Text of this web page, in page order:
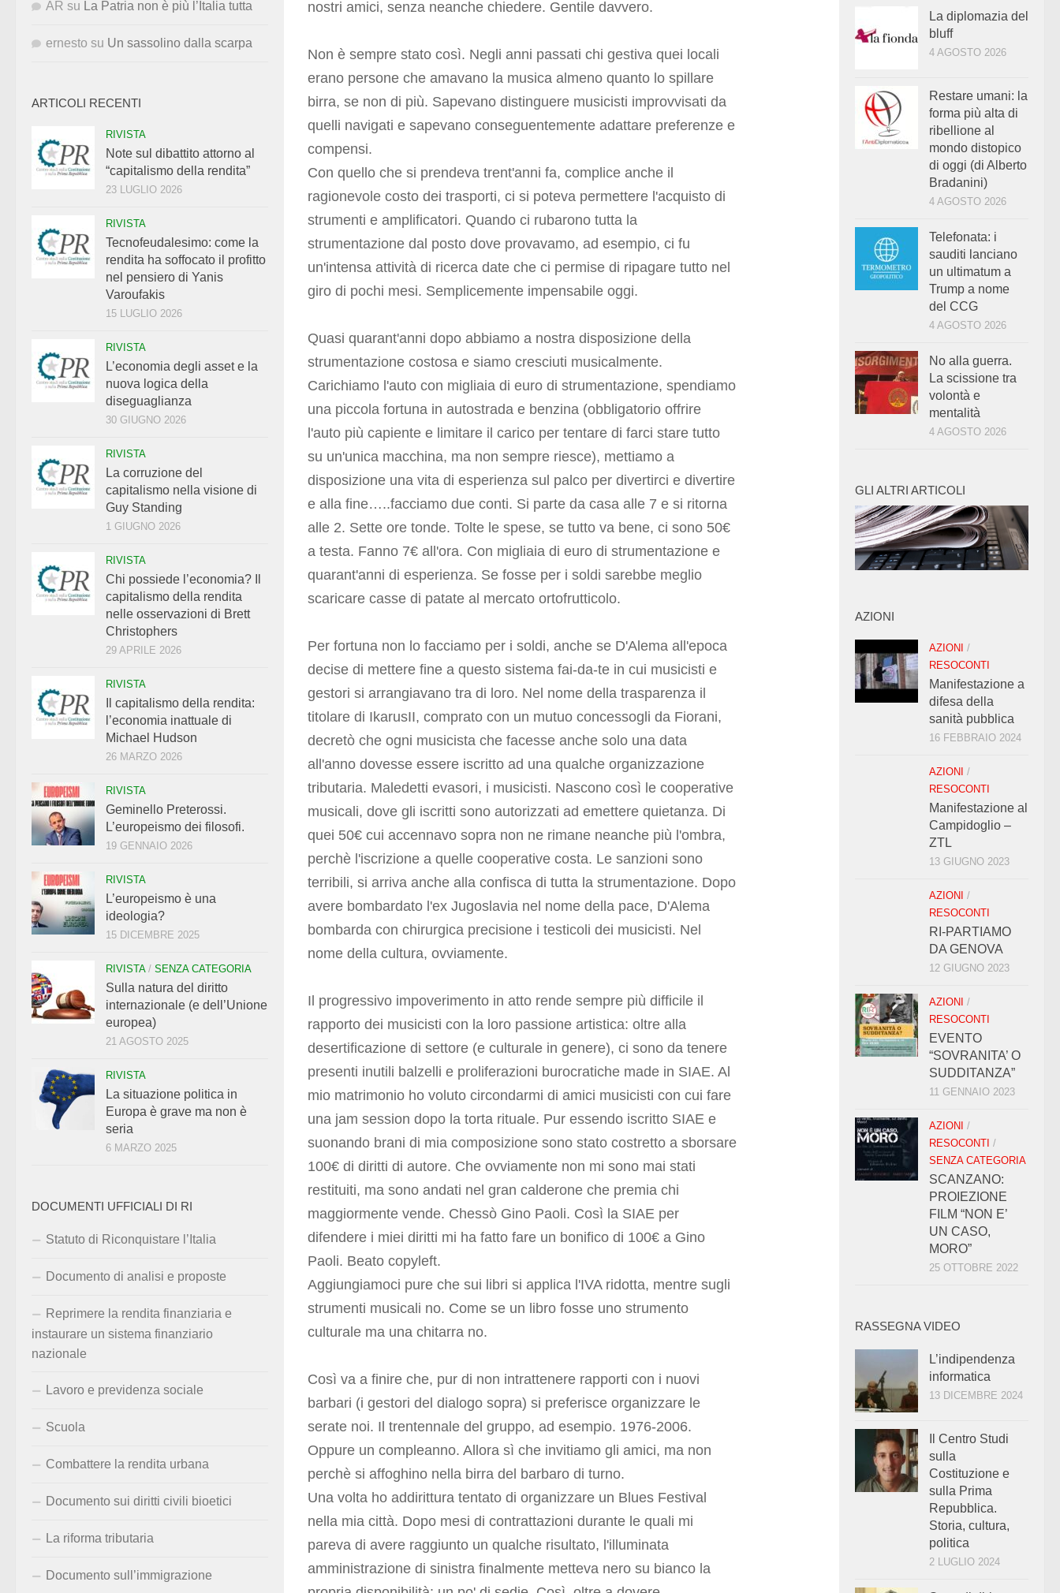
nostri amici, senza neanche chiedere. Gentile davvero.
Non è sempre stato così. Negli anni passati chi gestiva quei locali
erano persone che amavano la musica almeno quanto lo spillare
birra, se non di più. Sapevano distinguere musicisti improvvisati da
quelli navigati e sapevano conseguentemente adattare preferenze e
compensi.
Con quello che si prendeva trent'anni fa, complice anche il
ragionevole costo dei trasporti, ci si poteva permettere l'acquisto di
strumenti e amplificatori. Quando ci rubarono tutta la
strumentazione dal posto dove provavamo, ad esempio, ci fu
un'intensa attività di ricerca date che ci permise di ripagare tutto nel
giro di pochi mesi. Semplicemente impensabile oggi.
Quasi quarant'anni dopo abbiamo a nostra disposizione della
strumentazione costosa e siamo cresciuti musicalmente.
Carichiamo l'auto con migliaia di euro di strumentazione, spendiamo
una piccola fortuna in autostrada e benzina (obbligatorio offrire
l'auto più capiente e limitare il carico per tentare di farci stare tutto
su un'unica macchina, ma non sempre riesce), mettiamo a
disposizione una vita di esperienza sul palco per divertirci e divertire
e alla fine…..facciamo due conti. Si parte da casa alle 7 e si ritorna
alle 2. Sette ore tonde. Tolte le spese, se tutto va bene, ci sono 50€
a testa. Fanno 7€ all'ora. Con migliaia di euro di strumentazione e
quarant'anni di esperienza. Se fosse per i soldi sarebbe meglio
scaricare casse di patate al mercato ortofrutticolo.
Per fortuna non lo facciamo per i soldi, anche se D'Alema all'epoca
decise di mettere fine a questo sistema fai-da-te in cui musicisti e
gestori si arrangiavano tra di loro. Nel nome della trasparenza il
titolare di IkarusII, comprato con un mutuo concessogli da Fiorani,
decretò che ogni musicista che facesse anche solo una data
all'anno dovesse essere iscritto ad una qualche organizzazione
tributaria. Maledetti evasori, i musicisti. Nascono così le cooperative
musicali, dove gli iscritti sono autorizzati ad emettere quietanza. Di
quei 50€ cui accennavo sopra non ne rimane neanche più l'ombra,
perchè l'iscrizione a quelle cooperative costa. Le sanzioni sono
terribili, si arriva anche alla confisca di tutta la strumentazione. Dopo
avere bombardato l'ex Jugoslavia nel nome della pace, D'Alema
bombarda con chirurgica precisione i testicoli dei musicisti. Nel
nome della cultura, ovviamente.
Il progressivo impoverimento in atto rende sempre più difficile il
rapporto dei musicisti con la loro passione artistica: oltre alla
desertificazione di settore (e culturale in genere), ci sono da tenere
presenti inutili balzelli e proliferazioni burocratiche made in SIAE. Al
mio matrimonio ho voluto circondarmi di amici musicisti con cui fare
una jam session dopo la torta rituale. Pur essendo iscritto SIAE e
suonando brani di mia composizione sono stato costretto a sborsare
100€ di diritti di autore. Che ovviamente non mi sono mai stati
restituiti, ma sono andati nel gran calderone che premia chi
maggiormente vende. Chessò Gino Paoli. Così la SIAE per
difendere i miei diritti mi ha fatto fare un bonifico di 100€ a Gino
Paoli. Beato copyleft.
Aggiungiamoci pure che sui libri si applica l'IVA ridotta, mentre sugli
strumenti musicali no. Come se un libro fosse uno strumento
culturale ma una chitarra no.
Così va a finire che, pur di non intrattenere rapporti con i nuovi
barbari (i gestori del dialogo sopra) si preferisce organizzare le
serate noi. Il trentennale del gruppo, ad esempio. 1976-2006.
Oppure un compleanno. Allora sì che invitiamo gli amici, ma non
perchè si affoghino nella birra del barbaro di turno.
Una volta ho addirittura tentato di organizzare un Blues Festival
nella mia città. Dopo mesi di contrattazioni durante le quali mi
pareva di avere raggiunto un qualche risultato, l'illuminata
amministrazione di sinistra finalmente metteva nero su bianco la
AR su La Patria non è più l’Italia tutta
ernesto su Un sassolino dalla scarpa
ARTICOLI RECENTI
RIVISTA
Note sul dibattito attorno al
“capitalismo della rendita”
23 LUGLIO 2026
RIVISTA
Tecnofeudalesimo: come la
rendita ha soffocato il profitto
nel pensiero di Yanis
Varoufakis
15 LUGLIO 2026
RIVISTA
L’economia degli asset e la
nuova logica della
diseguaglianza
30 GIUGNO 2026
RIVISTA
La corruzione del
capitalismo nella visione di
Guy Standing
1 GIUGNO 2026
RIVISTA
Chi possiede l’economia? Il
capitalismo della rendita
nelle osservazioni di Brett
Christophers
29 APRILE 2026
RIVISTA
Il capitalismo della rendita:
l’economia inattuale di
Michael Hudson
26 MARZO 2026
RIVISTA
Geminello Preterossi.
L’europeismo dei filosofi.
19 GENNAIO 2026
RIVISTA
L’europeismo è una
ideologia?
15 DICEMBRE 2025
RIVISTA/ SENZA CATEGORIA
Sulla natura del diritto
internazionale (e dell’Unione
europea)
21 AGOSTO 2025
RIVISTA
La situazione politica in
Europa è grave ma non è
seria
6 MARZO 2025
DOCUMENTI UFFICIALI DI RI
Statuto di Riconquistare l’Italia
Documento di analisi e proposte
Reprimere la rendita finanziaria e
instaurare un sistema finanziario
nazionale
Lavoro e previdenza sociale
Scuola
Combattere la rendita urbana
Documento sui diritti civili bioetici
La riforma tributaria
Documento sull’immigrazione
La diplomazia del
bluff
4 AGOSTO 2026
Restare umani: la
forma più alta di
ribellione al
mondo distopico
di oggi (di Alberto
Bradanini)
4 AGOSTO 2026
Telefonata: i
sauditi lanciano
un ultimatum a
Trump a nome
del CCG
4 AGOSTO 2026
No alla guerra.
La scissione tra
volontà e
mentalità
4 AGOSTO 2026
GLI ALTRI ARTICOLI
AZIONI
AZIONI /
RESOCONTI
Manifestazione a
difesa della
sanità pubblica
16 FEBBRAIO 2024
AZIONI /
RESOCONTI
Manifestazione al
Campidoglio –
ZTL
13 GIUGNO 2023
AZIONI /
RESOCONTI
RI-PARTIAMO
DA GENOVA
12 GIUGNO 2023
AZIONI /
RESOCONTI
EVENTO
“SOVRANITA’ O
SUDDITANZA”
11 GENNAIO 2023
AZIONI /
RESOCONTI /
SENZA CATEGORIA
SCANZANO:
PROIEZIONE
FILM “NON E’
UN CASO,
MORO”
25 OTTOBRE 2022
RASSEGNA VIDEO
L’indipendenza
informatica
13 DICEMBRE 2024
Il Centro Studi
sulla
Costituzione e
sulla Prima
Repubblica.
Storia, cultura,
politica
2 LUGLIO 2024